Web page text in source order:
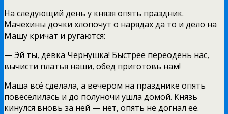
На следующий день у князя опять праздник.
Мачехины дочки хлопочут о нарядах да то и дело на
Машу кричат и ругаются:
— Эй ты, девка Чернушка! Быстрее переодень нас,
вычисти платья наши, обед приготовь нам!
Маша всё сделала, а вечером на празднике опять
повеселилась и до полуночи ушла домой. Князь
кинулся вновь за ней — нет, опять не догнал её.